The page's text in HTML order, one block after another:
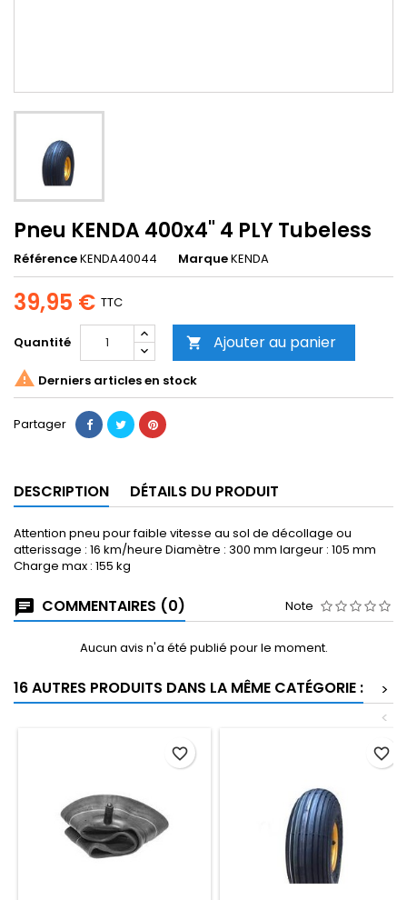
Pneu KENDA 400x4" 4 PLY Tubeless
RéférenceKENDA40044 MarqueKENDA
39,95 € TTC
Quantité  Ajouter au panier
 Derniers articles en stock
Partager
DESCRIPTION DÉTAILS DU PRODUIT
Attention pneu pour faible vitesse au sol de décollage ou
atterissage : 16 km/heure Diamètre : 300 mm largeur : 105 mm
Charge max : 155 kg
COMMENTAIRES (0) Note
Aucun avis n'a été publié pour le moment.
16 AUTRES PRODUITS DANS LA MÊME CATÉGORIE :
>
<
favorite_border favorite_border